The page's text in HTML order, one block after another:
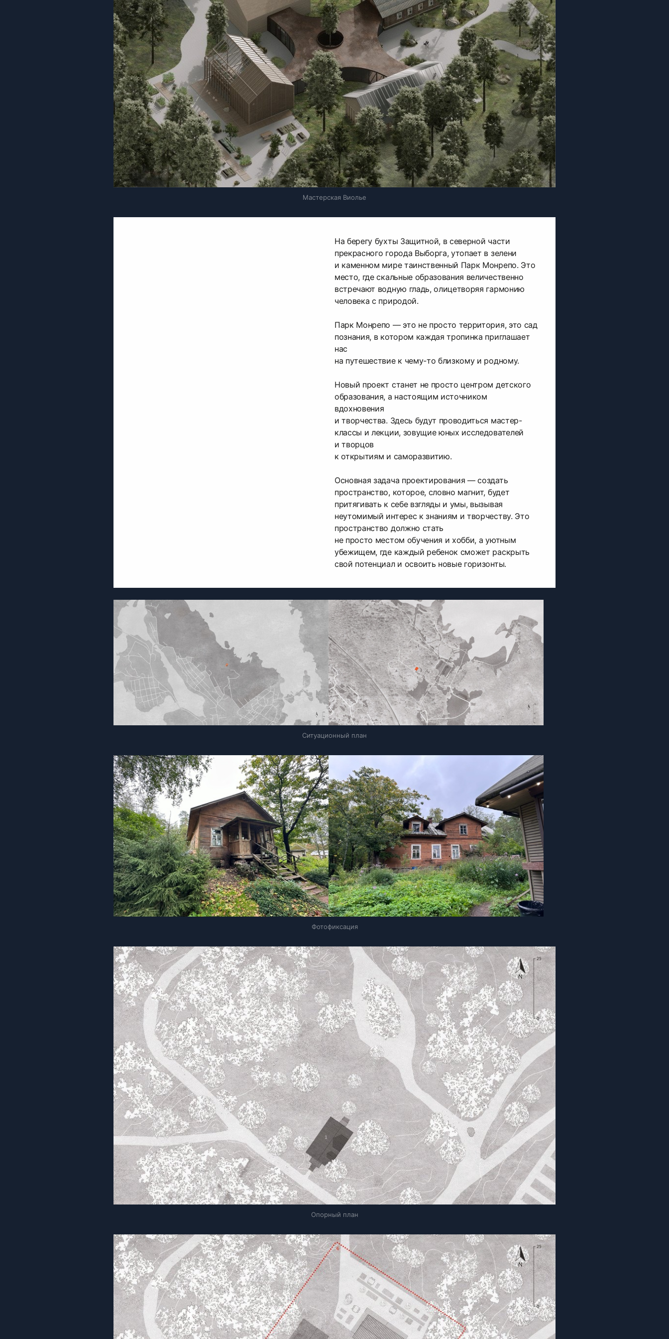
Мастерская Виолье
На берегу бухты Защитной, в северной части
прекрасного города Выборга, утопает в зелени
и каменном мире таинственный Парк Монрепо. Это
место, где скальные образования величественно
встречают водную гладь, олицетворяя гармонию
человека с природой.
Парк Монрепо — это не просто территория, это сад
познания, в котором каждая тропинка приглашает
нас
на путешествие к чему-то близкому и родному.
Новый проект станет не просто центром детского
образования, а настоящим источником
вдохновения
и творчества. Здесь будут проводиться мастер-
классы и лекции, зовущие юных исследователей
и творцов
к открытиям и саморазвитию.
Основная задача проектирования — создать
пространство, которое, словно магнит, будет
притягивать к себе взгляды и умы, вызывая
неутомимый интерес к знаниям и творчеству. Это
пространство должно стать
не просто местом обучения и хобби, а уютным
убежищем, где каждый ребенок сможет раскрыть
свой потенциал и освоить новые горизонты.
Ситуационный план
Фотофиксация
Опорный план